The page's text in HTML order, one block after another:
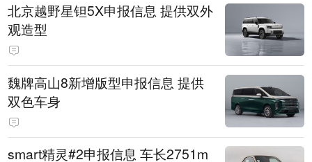
北京越野星钽5X申报信息 提供双外
观造型
魏牌高山8新增版型申报信息 提供
双色车身
smart精灵#2申报信息 车长2751m